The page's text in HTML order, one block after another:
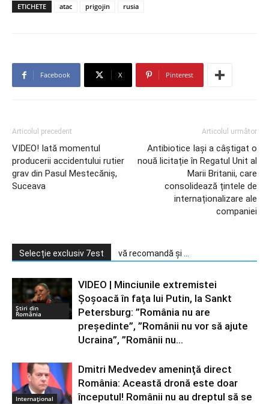
ETICHETE atac prigojin rusia
Facebook X Pinterest
Articolul precedent
VIDEO! Iată momentul
producerii accidentului rutier
grav din Pasul Mestecăniș,
Suceava
Articolul următor
Antibiotice Iași a câștigat o
nouă licitație în Regatul Unit al
Marii Britanii, care
consolidează țintele de
internaționalizare ale
companiei
Selecție exclusiv 7est vă recomandă și ...
Știri din
România
VIDEO | Minciunile extremistei
Șoșoacă în fața lui Putin, la Sankt
Petersburg: ”România nu are
președinte”, ”Românii nu vor să ajute
Ucraina”, ”Românii nu...
Internațional
Dmitri Medvedev amenință direct
România: Această dronă este doar
începutul! Românii nu au dreptul să se